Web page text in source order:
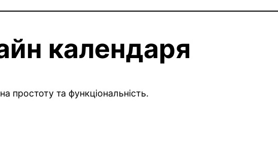
календаря
простоту та функціональність.